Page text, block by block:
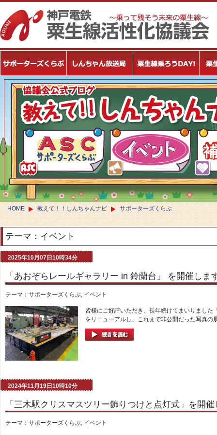
HOME 教えて！！しんちゃんナビ サポーターズくらぶ
テーマ：イベント
2025年10月07日10時34分
「あおぞらレールギャラリー in 鈴蘭台」 を開催しま
テーマ： サポーターズくらぶ, イベント
皆様にご好評いただき、長年続けてまいりまし
をリニューアルし、これまで非公開だった写真
2024年11月19日10時10分
「三木駅クリスマスツリー飾りつけと点灯式」を開
テーマ： サポーターズくらぶ, イベント